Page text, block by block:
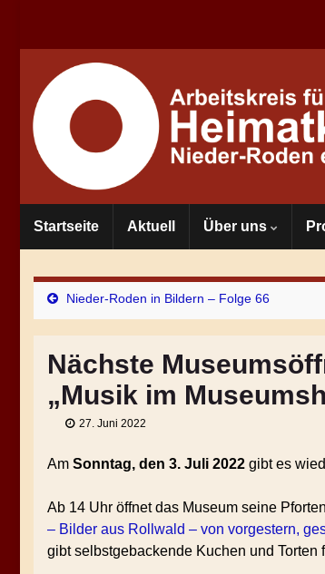
Startseite Aktuell Über uns
Nieder-Roden in Bildern – Folge 66
Nächste
„Musik im
27. Juni 2022
Am Sonntag, den 3. Juli 2022 gibt es
Ab 14 Uhr öffnet das Museum seine
– Bilder aus Rollwald – von vorgestern,
gibt selbstgebackende Kuchen und Torten